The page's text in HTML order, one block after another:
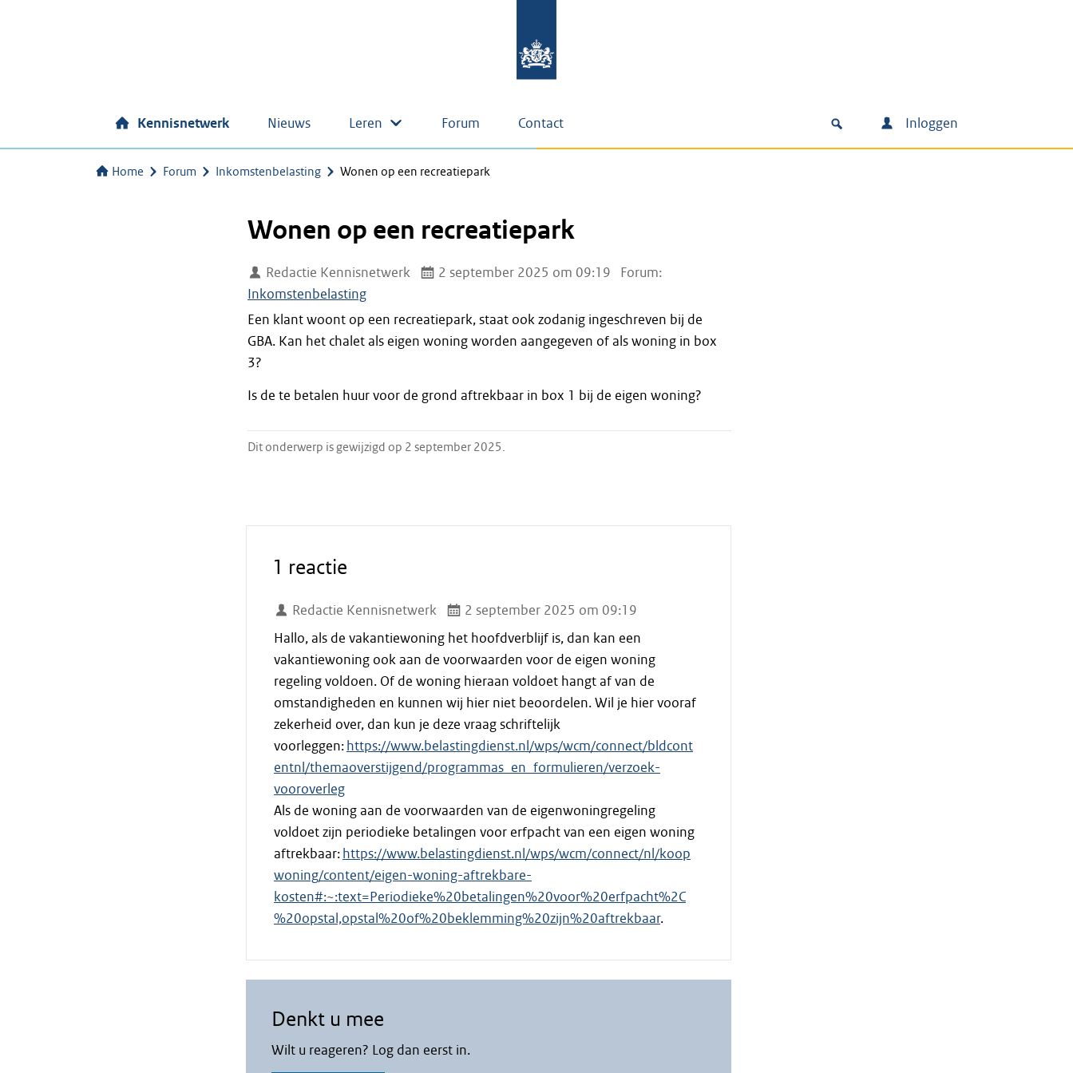
Kennisnetwerk Nieuws Leren Forum Contact Inloggen
Home Forum Inkomstenbelasting Wonen op een recreatiepark
Wonen op een recreatiepark
Redactie Kennisnetwerk 2 september 2025 om 09:19
Forum:
Inkomstenbelasting
Een klant woont op een recreatiepark, staat ook zodanig ingeschreven bij de
GBA. Kan het chalet als eigen woning worden aangegeven of als woning in box
3?
Is de te betalen huur voor de grond aftrekbaar in box 1 bij de eigen woning?
Dit onderwerp is gewijzigd op 2 september 2025.
1 reactie
Redactie Kennisnetwerk
2 september 2025 om 09:19
Hallo, als de vakantiewoning het hoofdverblijf is, dan kan een
vakantiewoning ook aan de voorwaarden voor de eigen woning
regeling voldoen. Of de woning hieraan voldoet hangt af van de
omstandigheden en kunnen wij hier niet beoordelen. Wil je hier vooraf
zekerheid over, dan kun je deze vraag schriftelijk
voorleggen: https://www.belastingdienst.nl/wps/wcm/connect/bldcont
entnl/themaoverstijgend/programmas_en_formulieren/verzoek-
vooroverleg
Als de woning aan de voorwaarden van de eigenwoningregeling
voldoet zijn periodieke betalingen voor erfpacht van een eigen woning
aftrekbaar: https://www.belastingdienst.nl/wps/wcm/connect/nl/koop
woning/content/eigen-woning-aftrekbare-
kosten#:~:text=Periodieke%20betalingen%20voor%20erfpacht%2C
%20opstal,opstal%20of%20beklemming%20zijn%20aftrekbaar.
Denkt u mee
Wilt u reageren? Log dan eerst in.